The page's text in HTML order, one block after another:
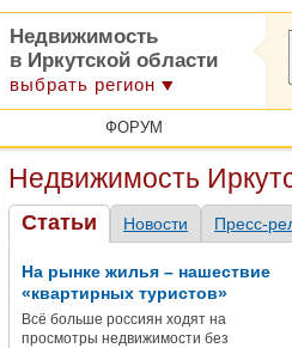
Недвижимость
в Иркутской области
выбрать регион
ФОРУМ
Недвижимость
Статьи Новости Пресс-
На рынке жилья – нашествие
«квартирных туристов»
Всё больше россиян ходят на
просмотры недвижимости без